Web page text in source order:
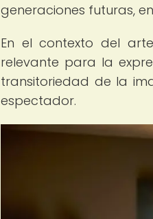
generaciones futuras,
En el contexto del
relevante para la
transitoriedad de la
espectador.